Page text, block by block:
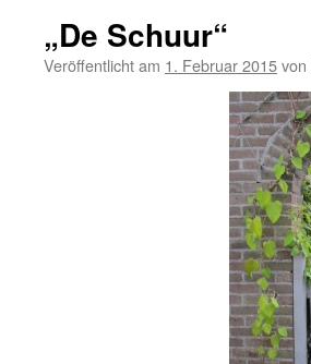
„De Schuur“
Veröffentlicht am 1. Februar 2015von